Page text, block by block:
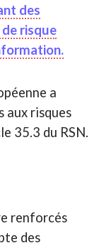
des
risque
a
aux risques
35.3 du RSN.
renforcés
des